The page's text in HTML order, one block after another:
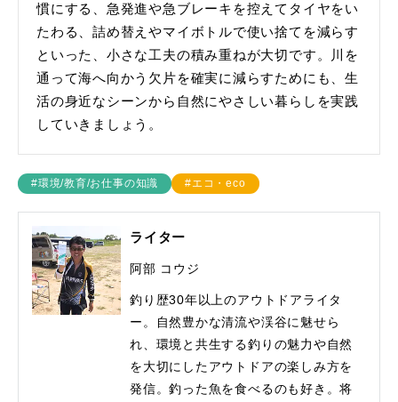
慣にする、急発進や急ブレーキを控えてタイヤをい
たわる、詰め替えやマイボトルで使い捨てを減らす
といった、小さな工夫の積み重ねが大切です。川を
通って海へ向かう欠片を確実に減らすためにも、生
活の身近なシーンから自然にやさしい暮らしを実践
していきましょう。
#環境/教育/お仕事の知識 #エコ・eco
ライター
阿部 コウジ
釣り歴30年以上のアウトドアライタ
ー。自然豊かな清流や渓谷に魅せら
れ、環境と共生する釣りの魅力や自然
を大切にしたアウトドアの楽しみ方を
発信。釣った魚を食べるのも好き。将